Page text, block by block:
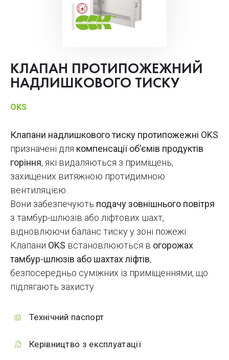
КЛАПАН ПРОТИПОЖЕЖНИЙ
НАДЛИШКОВОГО ТИСКУ
OKS
Клапани надлишкового тиску протипожежні OKS
призначені для компенсації об’ємів продуктів
горіння, які видаляються з приміщень,
захищених витяжною протидимною
вентиляцією.
Вони забезпечують подачу зовнішнього повітря
з тамбур-шлюзів або ліфтових шахт,
відновлюючи баланс тиску у зоні пожежі.
Клапани OKS встановлюються в огорожах
тамбур-шлюзів або шахтах ліфтів,
безпосередньо суміжних із приміщеннями, що
підлягають захисту.
Технічний паспорт
Керівництво з експлуатації